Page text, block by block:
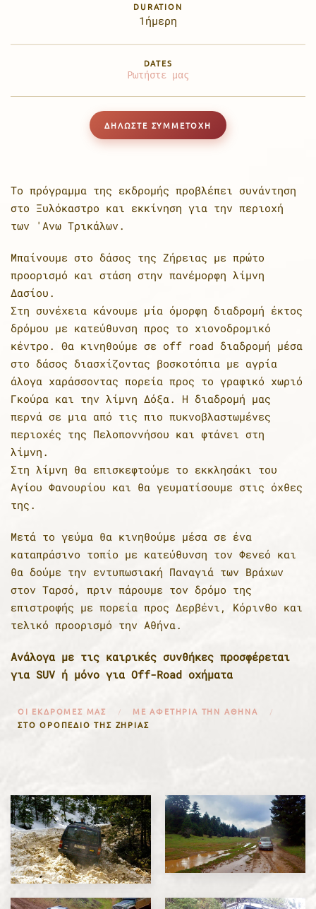
DURATION
1ήμερη
DATES
Ρωτήστε μας
ΔΗΛΩΣΤΕ ΣΥΜΜΕΤΟΧΗ
Το πρόγραμμα της εκδρομής προβλέπει συνάντηση
στο Ξυλόκαστρο και εκκίνηση για την περιοχή
των 'Ανω Τρικάλων.
Μπαίνουμε στο δάσος της Ζήρειας με πρώτο
προορισμό και στάση στην πανέμορφη λίμνη
Δασίου.
Στη συνέχεια κάνουμε μία όμορφη διαδρομή έκτος
δρόμου με κατεύθυνση προς το χιονοδρομικό
κέντρο. Θα κινηθούμε σε off road διαδρομή μέσα
στο δάσος διασχίζοντας βοσκοτόπια με αγρία
άλογα χαράσσοντας πορεία προς το γραφικό χωριό
Γκούρα και την λίμνη Δόξα. Η διαδρομή μας
περνά σε μια από τις πιο πυκνοβλαστωμένες
περιοχές της Πελοποννήσου και φτάνει στη
λίμνη.
Στη λίμνη θα επισκεφτούμε το εκκλησάκι του
Αγίου Φανουρίου και θα γευματίσουμε στις όχθες
της.
Μετά το γεύμα θα κινηθούμε μέσα σε ένα
καταπράσινο τοπίο με κατεύθυνση τον Φενεό και
θα δούμε την εντυπωσιακή Παναγιά των Βράχων
στον Ταρσό, πριν πάρουμε τον δρόμο της
επιστροφής με πορεία προς Δερβένι, Κόρινθο και
τελικό προορισμό την Αθήνα.
Ανάλογα με τις καιρικές συνθήκες προσφέρεται
για SUV ή μόνο για Off-Road οχήματα
ΟΙ ΕΚΔΡΟΜΈΣ ΜΑΣ
ΜΕ ΑΦΕΤΗΡΊΑ ΤΗΝ ΑΘΉΝΑ
ΣΤΟ ΟΡΟΠΈΔΙΟ ΤΗΣ ΖΉΡΙΑΣ